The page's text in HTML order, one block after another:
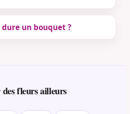
un bouquet ?
des fleurs ailleurs